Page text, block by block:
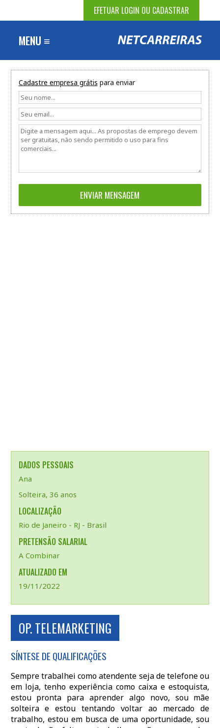
EFETUAR LOGIN OU CADASTRAR
MENU ≡
Cadastre empresa grátis para enviar
DADOS PESSOAIS
Ana
Solteira, 36 anos
LOCALIZAÇÃO
Rio de Janeiro - RJ - Brasil
PRETENSÃO SALARIAL
A Combinar
ATUALIZADO EM
19/11/2022
OP. TELEMARKETING
SÍNTESE DE QUALIFICAÇÕES
Sempre trabalhei como atendente seja de telefone ou
em loja, tenho experiência como caixa e estoquista,
estou pronta para aprender algo novo, sou mãe
solteira e estou tentando voltar ao mercado de
trabalho, estou em busca de uma oportunidade, sou